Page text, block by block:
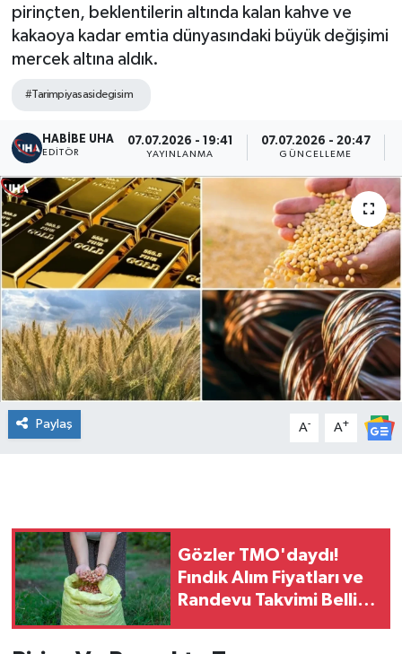
pirinçten, beklentilerin altında kalan kahve ve
kakaoya kadar emtia dünyasındaki büyük değişimi
mercek altına aldık.
#Tarimpiyasasidegisim
HABİBE UHA
EDITÖR
07.07.2026 - 19:41
YAYINLANMA
07.07.2026 - 20:47
GÜNCELLEME
Paylaş A- A+
Gözler TMO'daydı!
Fındık Alım Fiyatları ve
Randevu Takvimi Belli
Haber Arşivi